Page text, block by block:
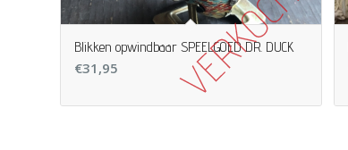
Blikken opwindbaar SPEELGOED DR. DUCK
€31,95